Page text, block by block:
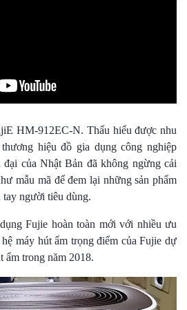
HM-912EC-N. Thấu hiểu được nhu
hiệu đồ gia dụng công nghiệp
của Nhật Bản đã không ngừng cải
mẫu mã để đem lại những sản phẩm
tay người tiêu dùng.
Fujie hoàn toàn mới với nhiều ưu
máy hút ẩm trọng điểm của Fujie dự
ẩm trong năm 2018.